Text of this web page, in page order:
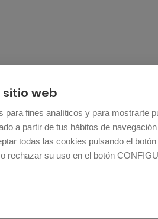
sitio web
fines analíticos y para mostrarte
a partir de tus hábitos de
todas las cookies pulsando el
rechazar su uso en el botón